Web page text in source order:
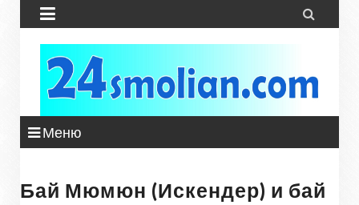
 
Меню
Бай Мюмюн (Искендер) и бай